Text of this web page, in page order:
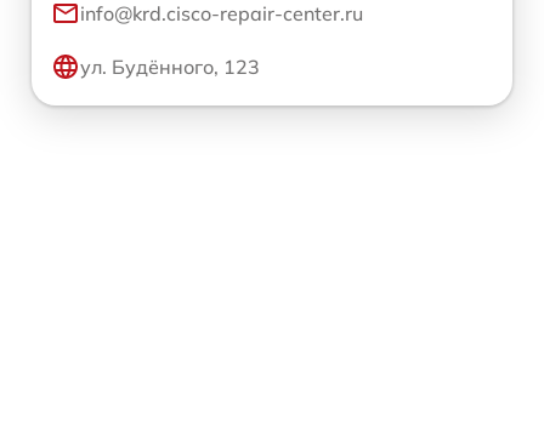
info@krd.cisco-repair-center.ru
ул. Будённого, 123